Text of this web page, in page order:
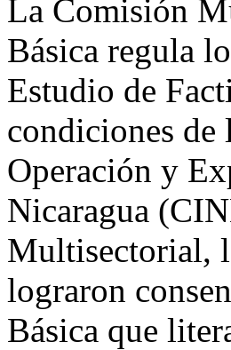
La Comisión
Básica regula
Estudio de
condiciones de
Operación y
Nicaragua
Multisectorial,
lograron
Básica que